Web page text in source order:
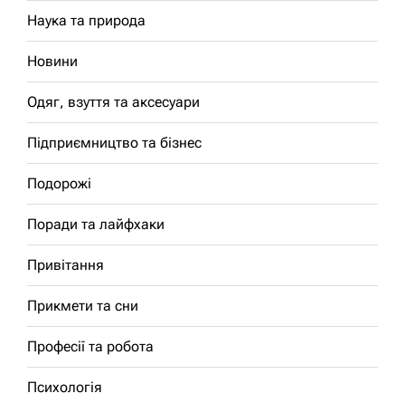
Наука та природа
Новини
Одяг, взуття та аксесуари
Підприємництво та бізнес
Подорожі
Поради та лайфхаки
Привітання
Прикмети та сни
Професії та робота
Психологія